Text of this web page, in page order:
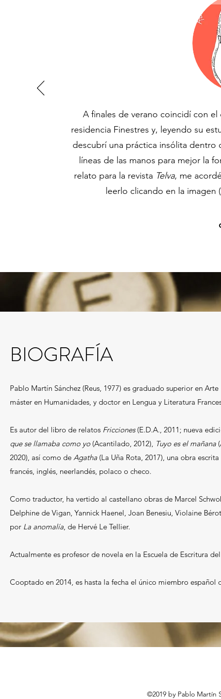
A finales de verano coincidí con
residencia Finestres y, leyendo su
descubrí una práctica insólita
líneas de las manos para mejor la
relato para la revista Telva, me
leerlo clicando en la imagen
BIOGRAFÍA
Pablo Martín Sánchez (Reus, 1977) es graduado superior en
máster en Humanidades, y doctor en Lengua y Literatura
Es autor del libro de relatos Fricciones(E.D.A., 2011; nueva
que se llamaba como yo (Acantilado, 2012), Tuyo es el mañana
2020), así como de Agatha (La Uña Rota, 2017), una obra
francés, inglés, neerlandés, polaco o checo.
Como traductor, ha vertido al castellano obras de Marcel
Delphine de Vigan, Yannick Haenel, Joan Benesiu, Violaine
por La anomalía, de Hervé Le Tellier.
Actualmente es profesor de novela en la Escuela de Escritura
Cooptado en 2014, es hasta la fecha el único miembro
©2019 by Pablo Martín